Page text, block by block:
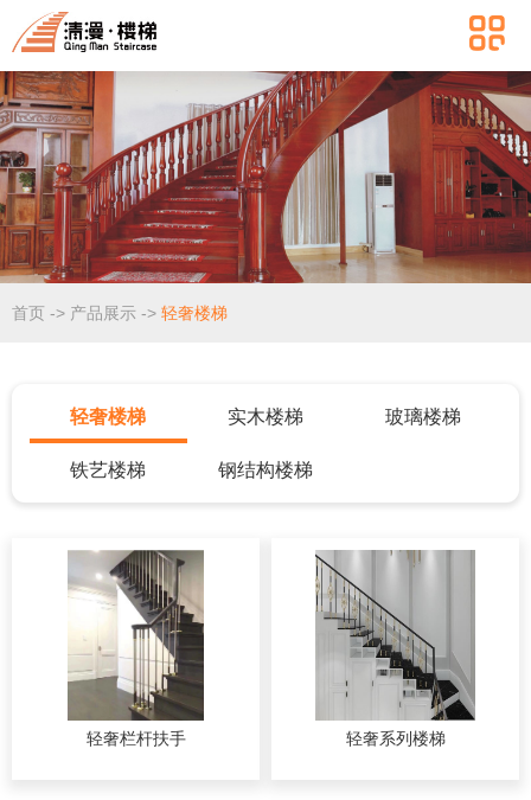
首页 -> 产品展示 -> 轻奢楼梯
轻奢楼梯 实木楼梯 玻璃楼梯
铁艺楼梯 钢结构楼梯
轻奢栏杆扶手 轻奢系列楼梯